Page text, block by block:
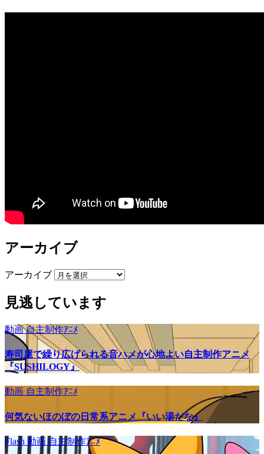
アーカイブ
アーカイブ
見逃しています
動画自主制作ｱﾆﾒ
寿司屋で繰り広げられる音ハメが心地よい自主制作アニメ
『SUSHILOGY』
動画 自主制作ｱﾆﾒ
何気ないほのぼの日常系アニメ『いい湯だな』
Flash 動画自主制作ｱﾆﾒ